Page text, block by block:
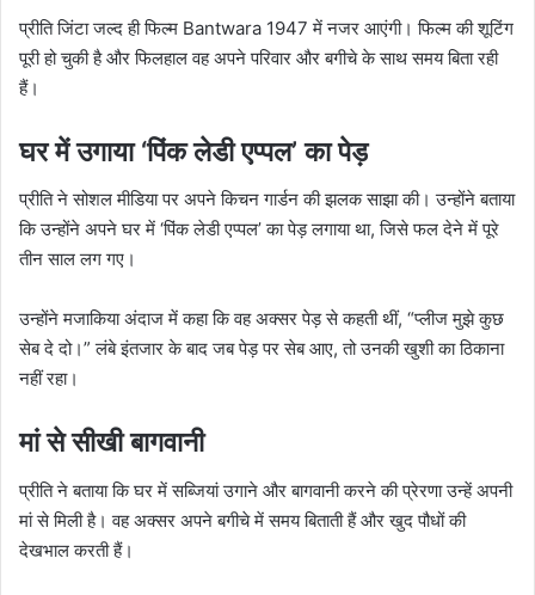
प्रीति जिंटा जल्द ही फिल्म Bantwara 1947 में नजर आएंगी। फिल्म की शूटिंग
पूरी हो चुकी है और फिलहाल वह अपने परिवार और बगीचे के साथ समय बिता रही
हैं।
घर में उगाया ‘पिंक लेडी एप्पल’ का पेड़
प्रीति ने सोशल मीडिया पर अपने किचन गार्डन की झलक साझा की। उन्होंने बताया
कि उन्होंने अपने घर में ‘पिंक लेडी एप्पल’ का पेड़ लगाया था, जिसे फल देने में पूरे
तीन साल लग गए।
उन्होंने मजाकिया अंदाज में कहा कि वह अक्सर पेड़ से कहती थीं, “प्लीज मुझे कुछ
सेब दे दो।” लंबे इंतजार के बाद जब पेड़ पर सेब आए, तो उनकी खुशी का ठिकाना
नहीं रहा।
मां से सीखी बागवानी
प्रीति ने बताया कि घर में सब्जियां उगाने और बागवानी करने की प्रेरणा उन्हें अपनी
मां से मिली है। वह अक्सर अपने बगीचे में समय बिताती हैं और खुद पौधों की
देखभाल करती हैं।